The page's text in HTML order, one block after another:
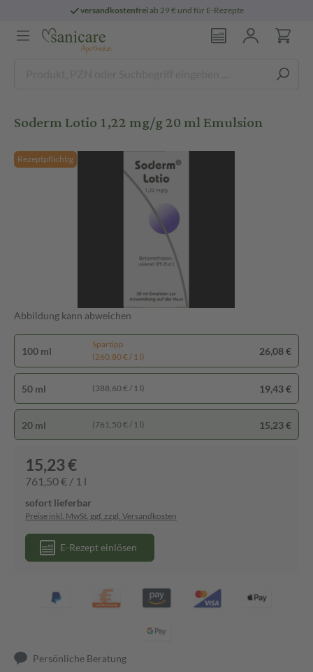
versandkostenfreiab 29 € und für E-Rezepte
Soderm Lotio 1,22 mg/g 20 ml Emulsion
Rezeptpflichtig
Abbildung kann abweichen
100 ml
Spartipp
(260,80 € / 1 l)
26,08 €
50 ml (388,60 € / 1 l) 19,43 €
20 ml (761,50 € / 1 l) 15,23 €
15,23 €
761,50 € / 1 l
sofort lieferbar
Preise inkl. MwSt. ggf. zzgl. Versandkosten
E-Rezept einlösen
Persönliche Beratung